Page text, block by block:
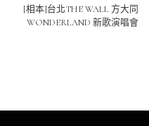
[相本]台北THE WALL 方大同
WONDERLAND 新歌演唱會